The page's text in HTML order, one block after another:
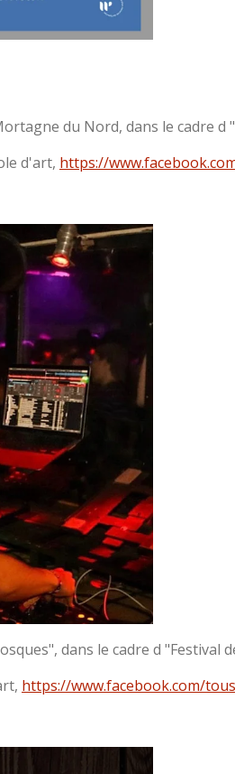
du Nord, dans le cadre d
d'art, https://
dans le cadre d "Festival
https://www.facebook.com/